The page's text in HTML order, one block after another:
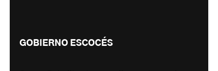
GOBIERNO ESCOCÉS